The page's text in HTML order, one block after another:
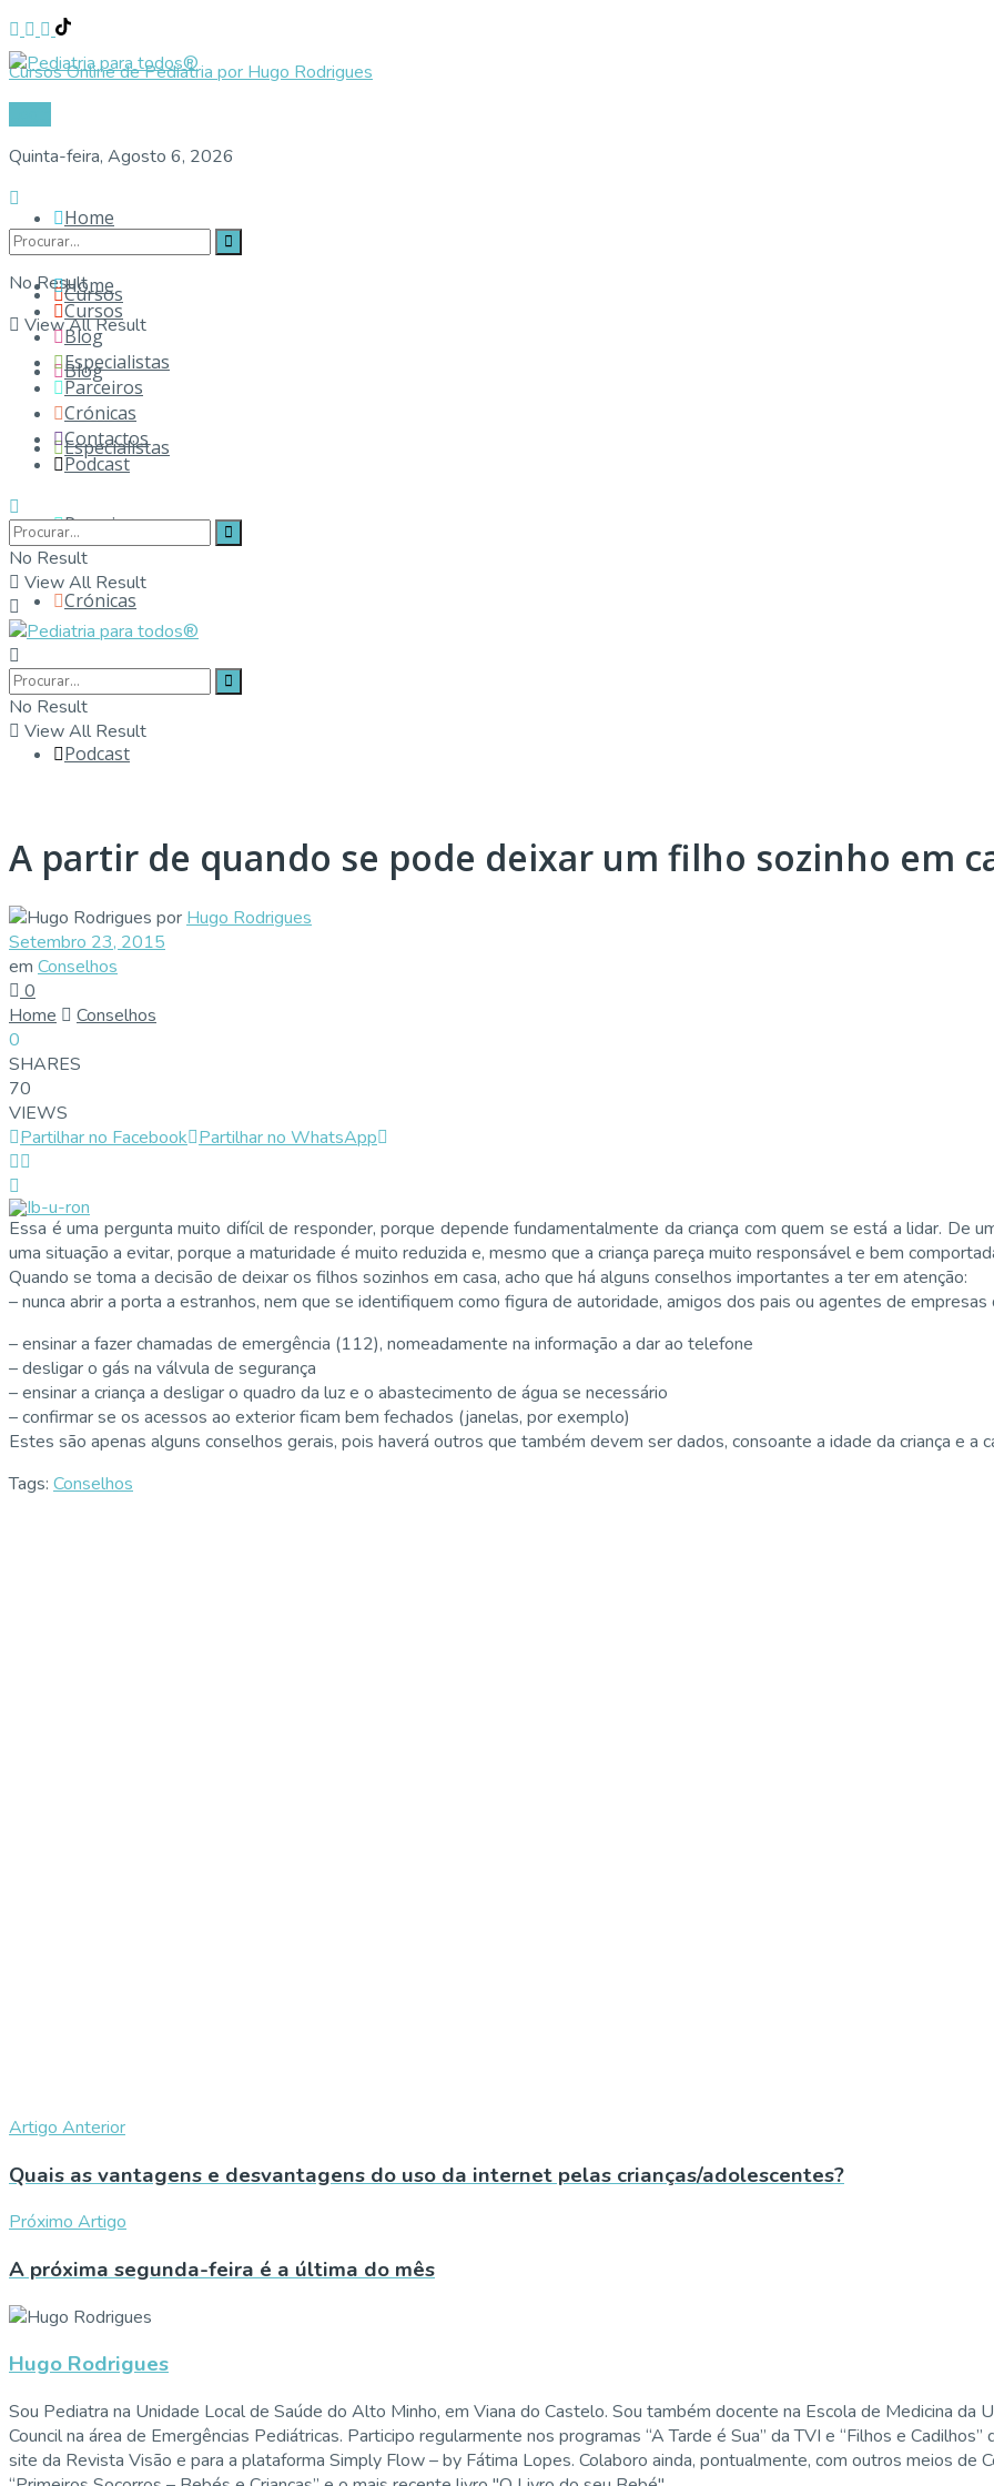
Cursos Online de Pediatria por Hugo Rodrigues
Quinta-feira, Agosto 6, 2026
No Result
View All Result
Home
Cursos
Blog
Especialistas
Parceiros
Crónicas
Contactos
Podcast
Home
Cursos
Blog
Especialistas
Parceiros
Crónicas
Contactos
Podcast
No Result
View All Result
No Result
View All Result
A partir de quando se pode deixar um filho sozinho em
por Hugo Rodrigues
Setembro 23, 2015
em Conselhos
0
Home
Conselhos
0
SHARES
70
VIEWS
Partilhar no Facebook Partilhar no WhatsApp
Essa é uma pergunta muito difícil de responder, porque depende fundamentalmente da criança com quem se está a lidar. De
uma situação a evitar, porque a maturidade é muito reduzida e, mesmo que a criança pareça muito responsável e bem
Quando se toma a decisão de deixar os filhos sozinhos em casa, acho que há alguns conselhos importantes a ter em atenção:
– nunca abrir a porta a estranhos, nem que se identifiquem como figura de autoridade, amigos dos pais ou agentes de
– ensinar a fazer chamadas de emergência (112), nomeadamente na informação a dar ao telefone
– desligar o gás na válvula de segurança
– ensinar a criança a desligar o quadro da luz e o abastecimento de água se necessário
– confirmar se os acessos ao exterior ficam bem fechados (janelas, por exemplo)
Estes são apenas alguns conselhos gerais, pois haverá outros que também devem ser dados, consoante a idade da criança e a
Tags: Conselhos
Artigo Anterior
Quais as vantagens e desvantagens do uso da internet pelas crianças/adolescentes?
Próximo Artigo
A próxima segunda-feira é a última do mês
Hugo Rodrigues
Sou Pediatra na Unidade Local de Saúde do Alto Minho, em Viana do Castelo. Sou também docente na Escola de Medicina
Council na área de Emergências Pediátricas. Participo regularmente nos programas “A Tarde é Sua” da TVI e “Filhos e
site da Revista Visão e para a plataforma Simply Flow – by Fátima Lopes. Colaboro ainda, pontualmente, com outros meios de